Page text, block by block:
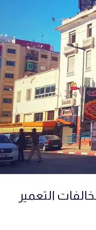
التعمير